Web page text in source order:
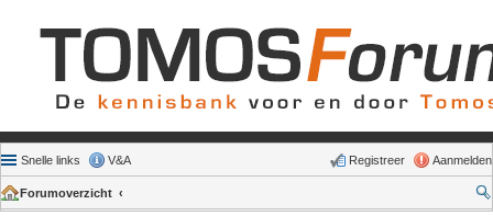
Snelle links V&A Aanmelden
Registreer
Forumoverzicht